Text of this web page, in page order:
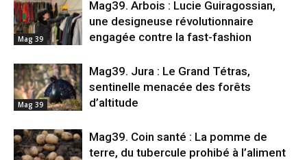
Mag 39
Mag39. Arbois : Lucie Guiragossian,
une designeuse révolutionnaire
engagée contre la fast-fashion
Mag 39
Mag39. Jura : Le Grand Tétras,
sentinelle menacée des forêts
d’altitude
Mag39. Coin santé : La pomme de
terre, du tubercule prohibé à l’aliment